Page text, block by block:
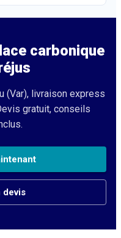
carbonique
(Var), livraison express
gratuit, conseils
devis